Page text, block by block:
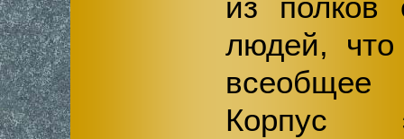
людей,
всеобщее
Корпус